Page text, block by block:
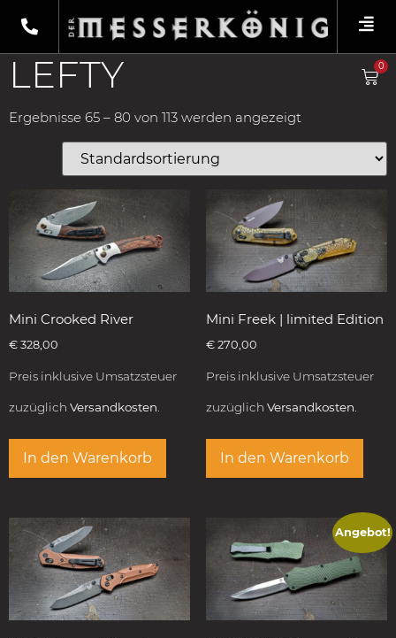
0
Produkte verschlagwortet mit
„lefty“
/ Fixiermesser
LEFTY
Ergebnisse 65 – 80 von 113 werden angezeigt
Mini Crooked River
€ 328,00
Preis inklusive Umsatzsteuer
zuzüglich Versandkosten.
In den Warenkorb
Mini Freek | limited Edition
€270,00
Preis inklusive Umsatzsteuer
zuzüglich Versandkosten.
In den Warenkorb
Angebot!